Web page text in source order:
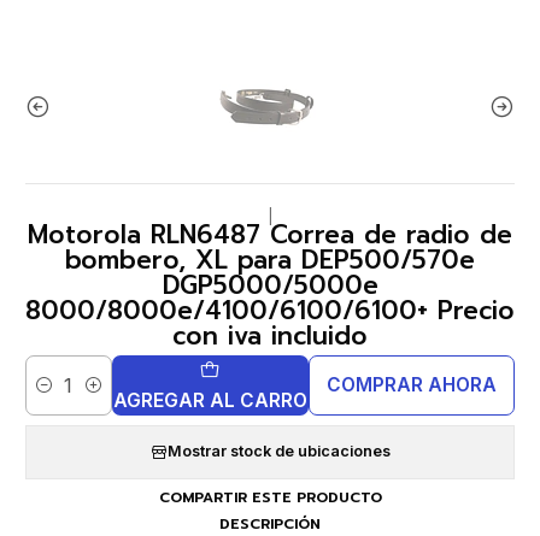
Motorola RLN6487 Correa de radio de
bombero, XL para DEP500/570e
DGP5000/5000e
8000/8000e/4100/6100/6100+ Precio
con iva incluido
Cantidad AGREGAR AL CARRO
COMPRAR AHORA
Mostrar stock de ubicaciones
COMPARTIR ESTE PRODUCTO
DESCRIPCIÓN